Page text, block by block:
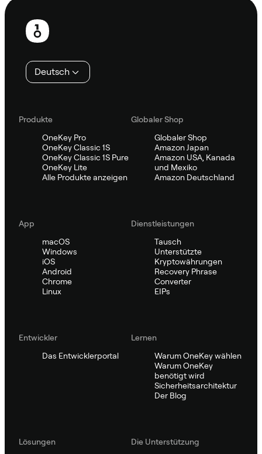
Fußzeile
Deutsch
Produkte
OneKey Pro
OneKey Classic 1S
OneKey Classic 1S Pure
OneKey Lite
Alle Produkte anzeigen
Globaler Shop
Globaler Shop
Amazon Japan
Amazon USA, Kanada
und Mexiko
Amazon Deutschland
App
macOS
Windows
iOS
Android
Chrome
Linux
Dienstleistungen
Tausch
Unterstützte
Kryptowährungen
Recovery Phrase
Converter
EIPs
Entwickler
Das Entwicklerportal
Lernen
Warum OneKey wählen
Warum OneKey
benötigt wird
Sicherheitsarchitektur
Der Blog
Lösungen
Die Unterstützung